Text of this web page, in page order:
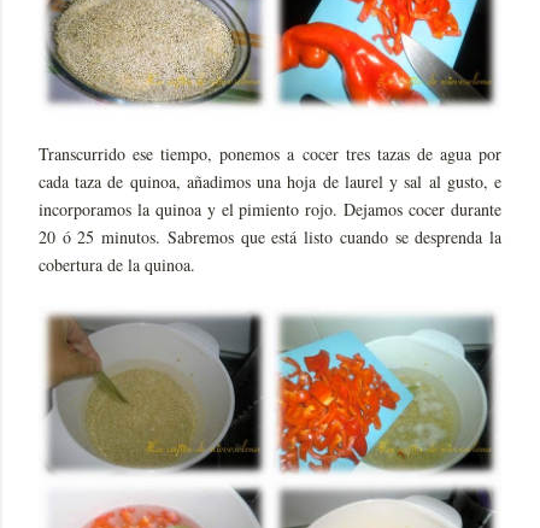
Transcurrido ese tiempo, ponemos a cocer tres tazas de agua por
cada taza de quinoa, añadimos una hoja de laurel y sal al gusto, e
incorporamos la quinoa y el pimiento rojo. Dejamos cocer durante
20 ó 25 minutos. Sabremos que está listo cuando se desprenda la
cobertura de la quinoa.